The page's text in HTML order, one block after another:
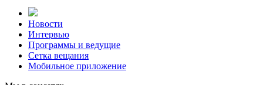
Новости
Интервью
Программы и ведущие
Сетка вещания
Мобильное приложение